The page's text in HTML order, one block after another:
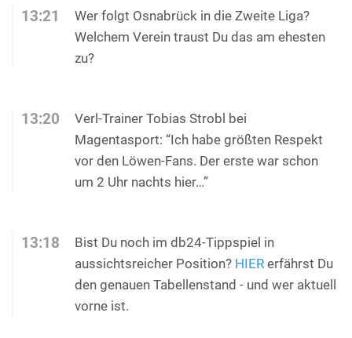
13:21
Wer folgt Osnabrück in die Zweite Liga?
Welchem Verein traust Du das am ehesten
zu?
13:20
Verl-Trainer Tobias Strobl bei
Magentasport: “Ich habe größten Respekt
vor den Löwen-Fans. Der erste war schon
um 2 Uhr nachts hier…”
13:18
Bist Du noch im db24-Tippspiel in
aussichtsreicher Position? HIER erfährst Du
den genauen Tabellenstand - und wer aktuell
vorne ist.